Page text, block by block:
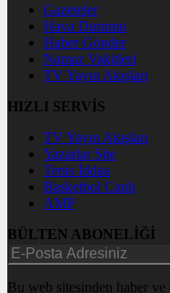
Gazeteler
Hava Durumu
Haber Gönder
Namaz Vakitleri
TV Yayın Akışları
HIZLI SERVİS
TV Yayın Akışları
Yazarlar Site
Tenis İddaa
Basketbol Canlı
AMP
BÜLTEN ABONELİĞİ
Bu web sitesinden haber